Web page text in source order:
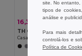
16,31 €
TH Clothes 30164
Casaco polar para homem
+3 CORES
site. No entanto,
tipos de
análise e
Para mais
controlá-los e
Política de